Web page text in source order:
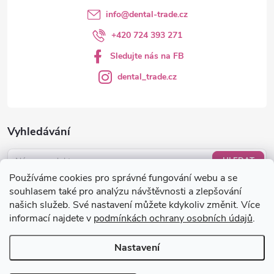
Používáme cookies pro správné fungování webu a se
souhlasem také pro analýzu návštěvnosti a zlepšování
našich služeb. Své nastavení můžete kdykoliv změnit. Více
informací najdete v podmínkách ochrany osobních údajů.
Nastavení
Vyhledávání
HLEDAT
Nákupní košík
0KS /0 KČ
info@dental-trade.cz
+420 724 393 271
Sledujte nás na FB
dental_trade.cz
Copyright 2026dental-trade.cz. Všechna práva vyhrazena.Upravit